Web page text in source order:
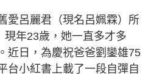
愛呂麗君（現名呂姵霖）所
現年23歲，她一直多才多
近日，為慶祝爸爸劉鑾雄75
台小紅書上載了一段自彈自